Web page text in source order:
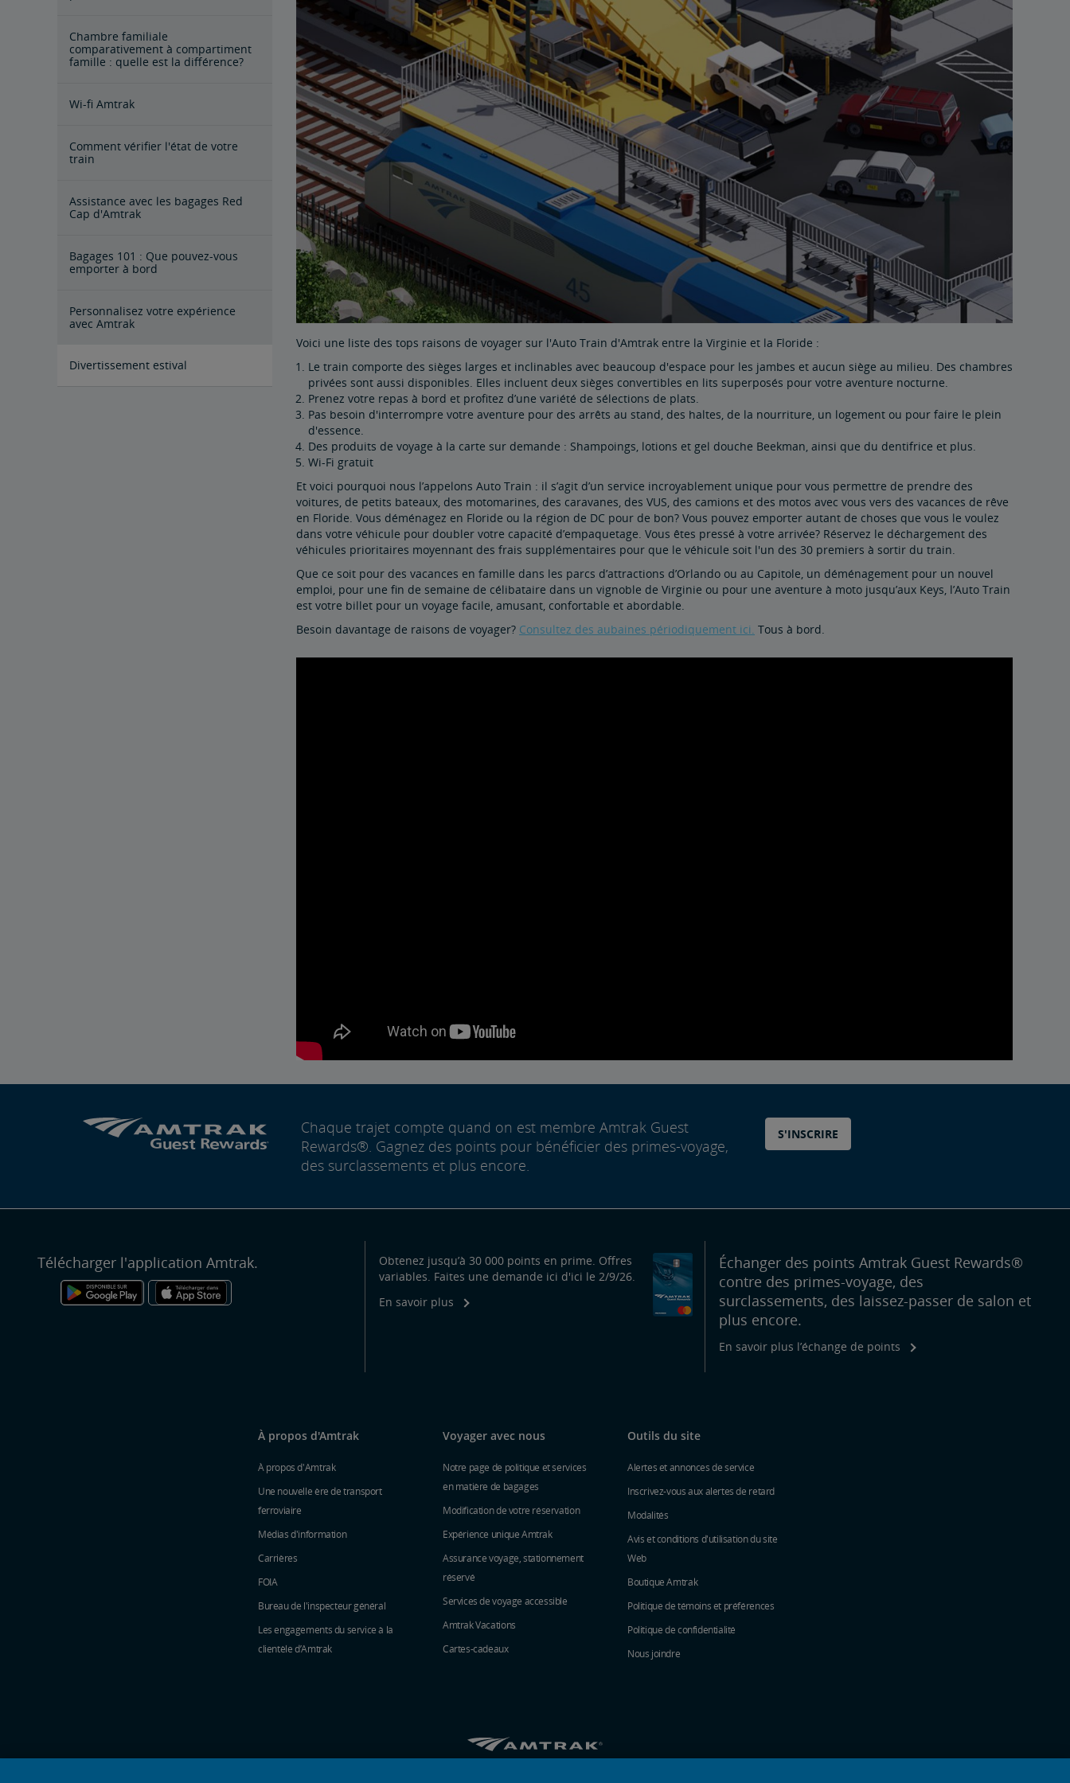
Chambre familiale
comparativement à compartiment
famille : quelle est la différence?
Wi-fi Amtrak
Comment vérifier l'état de votre
train
Assistance avec les bagages Red
Cap d'Amtrak
Bagages 101 : Que pouvez-vous
emporter à bord
Personnalisez votre expérience
avec Amtrak
Divertissement estival
Voici une liste des tops raisons de voyager sur l'Auto Train d'Amtrak entre la Virginie et la Floride :
Le train comporte des sièges larges et inclinables avec beaucoup d'espace pour les jambes et aucun siège au milieu. Des chambres
privées sont aussi disponibles. Elles incluent deux sièges convertibles en lits superposés pour votre aventure nocturne.
Prenez votre repas à bord et profitez d’une variété de sélections de plats.
Pas besoin d'interrompre votre aventure pour des arrêts au stand, des haltes, de la nourriture, un logement ou pour faire le plein
d'essence.
Des produits de voyage à la carte sur demande : Shampoings, lotions et gel douche Beekman, ainsi que du dentifrice et plus.
Wi-Fi gratuit
Et voici pourquoi nous l’appelons Auto Train : il s’agit d’un service incroyablement unique pour vous permettre de prendre des
voitures, de petits bateaux, des motomarines, des caravanes, des VUS, des camions et des motos avec vous vers des vacances de rêve
en Floride. Vous déménagez en Floride ou la région de DC pour de bon? Vous pouvez emporter autant de choses que vous le voulez
dans votre véhicule pour doubler votre capacité d’empaquetage. Vous êtes pressé à votre arrivée? Réservez le déchargement des
véhicules prioritaires moyennant des frais supplémentaires pour que le véhicule soit l'un des 30 premiers à sortir du train.
Que ce soit pour des vacances en famille dans les parcs d’attractions d’Orlando ou au Capitole, un déménagement pour un nouvel
emploi, pour une fin de semaine de célibataire dans un vignoble de Virginie ou pour une aventure à moto jusqu’aux Keys, l’Auto Train
est votre billet pour un voyage facile, amusant, confortable et abordable.
Besoin davantage de raisons de voyager? Consultez des aubaines périodiquement ici. Tous à bord.
Chaque trajet compte quand on est membre Amtrak Guest
Rewards®. Gagnez des points pour bénéficier des primes-voyage,
des surclassements et plus encore.
S'INSCRIRE
Télécharger l'application Amtrak.
Obtenez jusqu’à 30 000 points en prime. Offres
variables. Faites une demande ici d'ici le 2/9/26.
En savoir plus
Échanger des points Amtrak Guest Rewards®
contre des primes-voyage, des
surclassements, des laissez-passer de salon et
plus encore.
En savoir plus l’échange de points
À propos d'Amtrak
À propos d'Amtrak
Une nouvelle ère de transport
ferroviaire
Médias d'information
Carrières
FOIA
Bureau de l'inspecteur général
Les engagements du service à la
clientèle d’Amtrak
Voyager avec nous
Notre page de politique et services
en matière de bagages
Modification de votre réservation
Expérience unique Amtrak
Assurance voyage, stationnement
réservé
Services de voyage accessible
Amtrak Vacations
Cartes-cadeaux
Outils du site
Alertes et annonces de service
Inscrivez-vous aux alertes de retard
Modalités
Avis et conditions d'utilisation du site
Web
Boutique Amtrak
Politique de témoins et préférences
Politique de confidentialité
Nous joindre